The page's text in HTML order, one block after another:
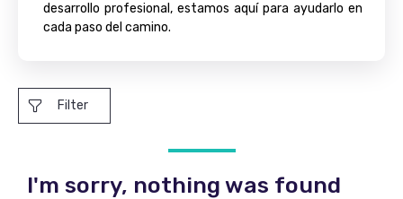
desarrollo profesional, estamos aquí para ayudarlo en
cada paso del camino.
Filter
I'm sorry, nothing was found